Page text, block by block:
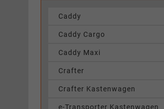
Caddy
Caddy Cargo
Caddy Maxi
Crafter
Crafter Kastenwagen
e-Transporter Kastenwagen